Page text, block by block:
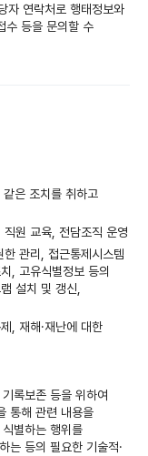
자 연락처로 행태정보와
수 등을 문의할 수
은 조치를 취하고
원 교육, 전담조직 운영
관리, 접근통제시스템
, 고유식별정보 등의
설치 및 갱신,
, 재해·재난에 대한
록보존 등을 위하여
통해 관련 내용을
별하는 행위를
는 등의 필요한 기술적·